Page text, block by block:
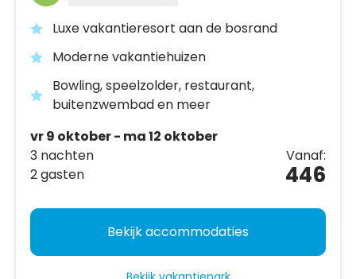
Luxe vakantieresort aan de bosrand
Moderne vakantiehuizen
Bowling, speelzolder, restaurant,
buitenzwembad en meer
vr 9 oktober - ma 12 oktober
3 nachten
2 gasten
Vanaf:
446
Bekijk accommodaties